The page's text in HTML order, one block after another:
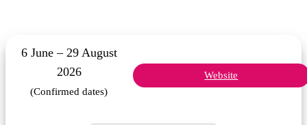
6 June – 29 August
2026
(Confirmed dates)
Website